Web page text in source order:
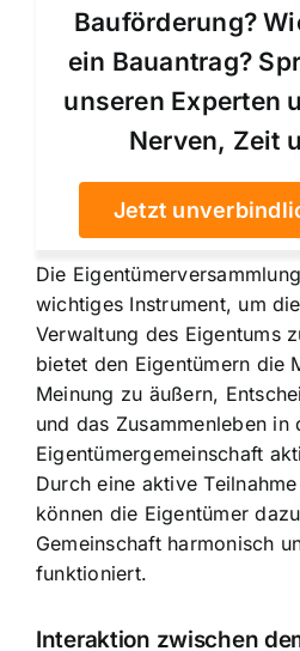
Bauförderung?
ein Bauantrag?
unseren Experten
Nerven, Zeit
Jetzt
Die
wichtiges Instrument, um
Verwaltung des Eigentums
bietet den Eigentümern die
Meinung zu äußern,
und das Zusammenleben in
Eigentümergemeinschaft
Durch eine aktive
können die Eigentümer
Gemeinschaft harmonisch
funktioniert.
Interaktion zwischen